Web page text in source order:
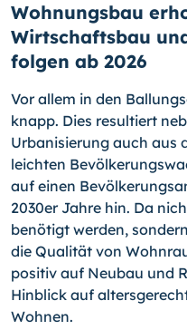
Wohnungsbau
Wirtschaftsbau
folgen ab 2026
Vor allem in den
knapp. Dies resultiert
Urbanisierung auch aus
leichten
auf einen
2030er Jahre hin. Da
benötigt werden,
die Qualität von
positiv auf Neubau und
Hinblick auf
Wohnen.